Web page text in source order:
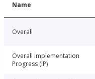
Name
Overall
Overall Implementation
Progress (IP)